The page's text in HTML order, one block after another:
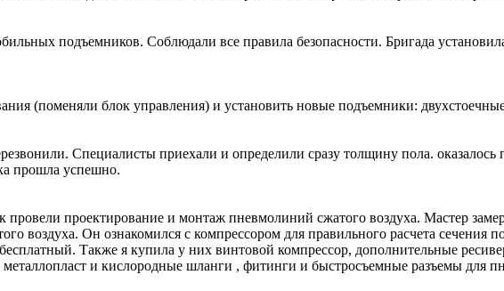
подъемников. Соблюдали все правила безопасности. Бригада
(поменяли блок управления) и установить новые подъемники:
Специалисты приехали и определили сразу толщину пола.
прошла успешно.
проектирование и монтаж пневмолиний сжатого воздуха. Мастер
воздуха. Он ознакомился с компрессором для правильного расчета сечения
Также я купила у них винтовой компрессор, дополнительные
металлопласт и кислородные шланги , фитинги и быстросъемные разъемы